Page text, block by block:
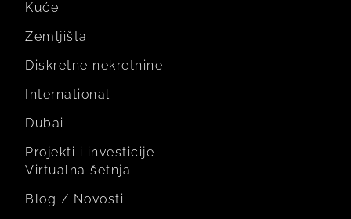
Kuće
Zemljišta
Diskretne nekretnine
International
Dubai
Projekti i investicije
Virtualna šetnja
Blog / Novosti